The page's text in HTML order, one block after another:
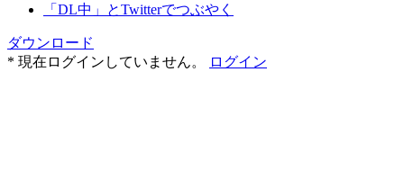
「DL中」とTwitterでつぶやく
ダウンロード
* 現在ログインしていません。
ログイン